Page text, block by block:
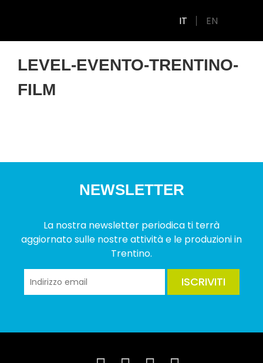
IT EN
LEVEL-EVENTO-TRENTINO-
FILM
NEWSLETTER
La nostra newsletter periodica ti terrà
aggiornato sulle nostre attività e le produzioni in
Trentino.
ISCRIVITI